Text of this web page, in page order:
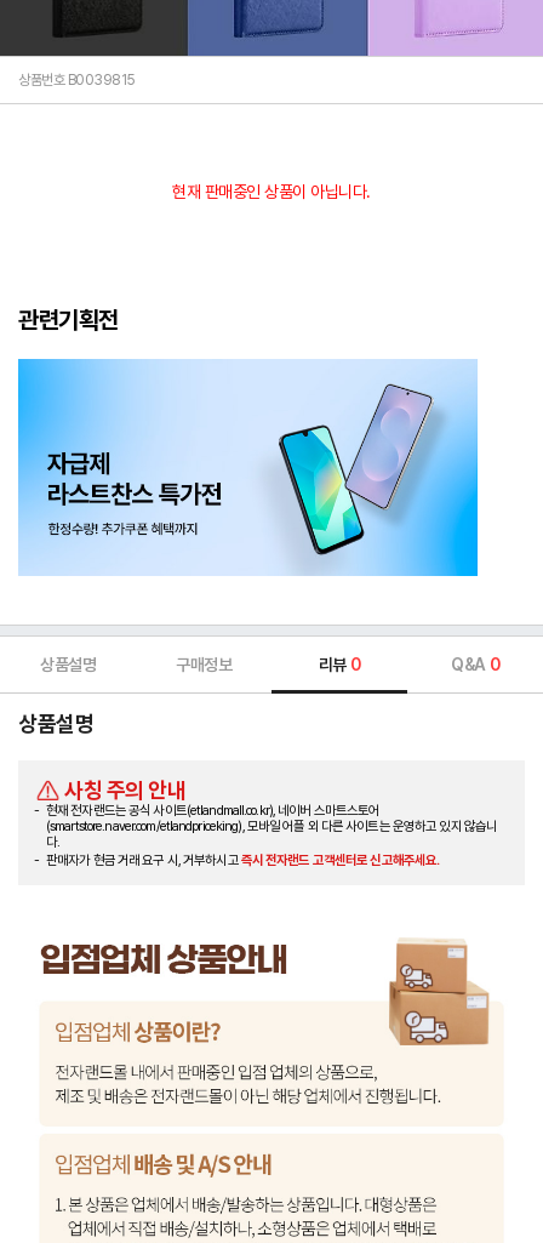
상품번호 B0039815
현재 판매중인 상품이 아닙니다.
관련기획전
상품설명 구매정보 리뷰 0 Q&A 0
상품설명
사칭 주의 안내
현재 전자랜드는 공식 사이트(etlandmall.co.kr), 네이버 스마트스토어
(smartstore.naver.com/etlandpriceking), 모바일 어플 외 다른 사이트는 운영하고 있지 않습니
다.
판매자가 현금 거래 요구 시, 거부하시고즉시 전자랜드 고객센터로 신고해주세요.